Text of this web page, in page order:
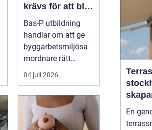
krävs för att bli
byggarbetsmiljö
samordnare?
Bas-P utbildning
handlar om att ge
byggarbetsmiljösa
mordnare rätt
kunskap för att
pla...
04 juli 2026
stil
En